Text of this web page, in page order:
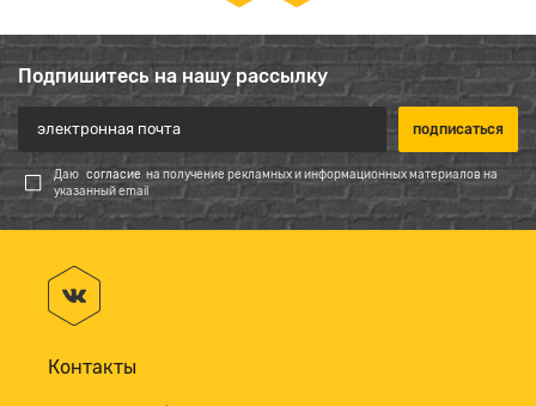
Подпишитесь на нашу рассылку
Даю согласие на получение рекламных и информационных материалов на
указанный email
Контакты